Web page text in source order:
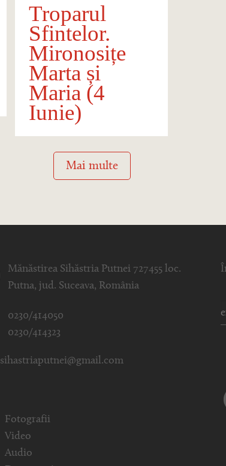
Troparul
Sfintelor.
Mironosițe
Marta și
Maria (4
Iunie)
Mai multe
Mănăstirea Sihăstria Putnei 727455 loc.
Putna, jud. Suceava, România
0230/414050
0230/414323
sihastriaputnei@gmail.com
Fotografii
Video
Audio